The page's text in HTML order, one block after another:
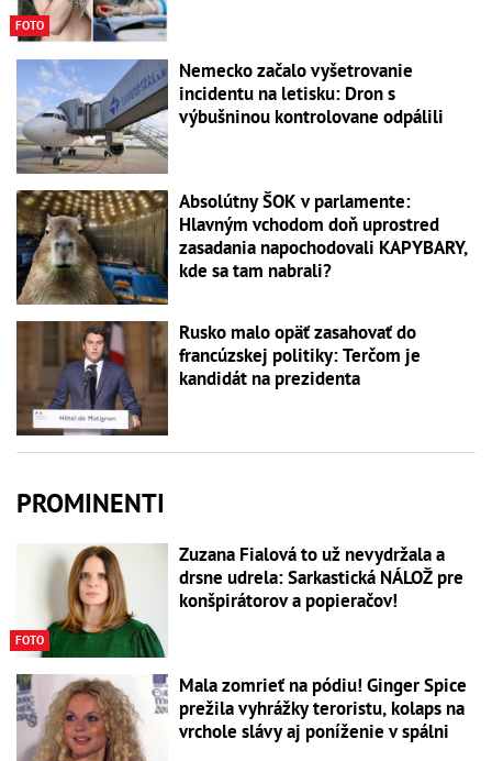
FOTO
Nemecko začalo vyšetrovanie
incidentu na letisku: Dron s
výbušninou kontrolovane odpálili
Absolútny ŠOK v parlamente:
Hlavným vchodom doň uprostred
zasadania napochodovali KAPYBARY,
kde sa tam nabrali?
Rusko malo opäť zasahovať do
francúzskej politiky: Terčom je
kandidát na prezidenta
PROMINENTI
FOTO
Zuzana Fialová to už nevydržala a
drsne udrela: Sarkastická NÁLOŽ pre
konšpirátorov a popieračov!
Mala zomrieť na pódiu! Ginger Spice
prežila vyhrážky teroristu, kolaps na
vrchole slávy aj poníženie v spálni